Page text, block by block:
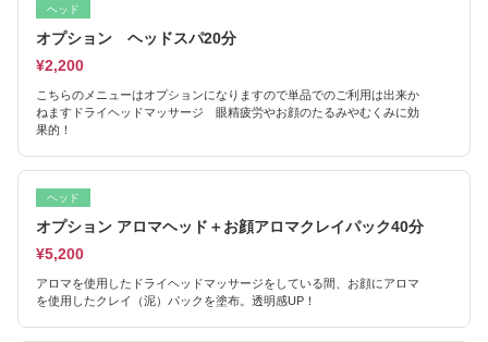
ヘッド
オプション ヘッドスパ20分
¥2,200
こちらのメニューはオプションになりますので単品でのご利用は出来か
ねますドライヘッドマッサージ 眼精疲労やお顔のたるみやむくみに効
果的！
ヘッド
オプション アロマヘッド＋お顔アロマクレイパック40分
¥5,200
アロマを使用したドライヘッドマッサージをしている間、お顔にアロマ
を使用したクレイ（泥）パックを塗布。透明感UP！